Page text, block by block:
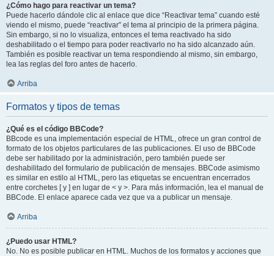
¿Cómo hago para reactivar un tema?
Puede hacerlo dándole clic al enlace que dice “Reactivar tema” cuando esté
viendo el mismo, puede “reactivar” el tema al principio de la primera página.
Sin embargo, si no lo visualiza, entonces el tema reactivado ha sido
deshabilitado o el tiempo para poder reactivarlo no ha sido alcanzado aún.
También es posible reactivar un tema respondiendo al mismo, sin embargo,
lea las reglas del foro antes de hacerlo.
Arriba
Formatos y tipos de temas
¿Qué es el código BBCode?
BBcode es una implementación especial de HTML, ofrece un gran control de
formato de los objetos particulares de las publicaciones. El uso de BBCode
debe ser habilitado por la administración, pero también puede ser
deshabilitado del formulario de publicación de mensajes. BBCode asimismo
es similar en estilo al HTML, pero las etiquetas se encuentran encerrados
entre corchetes [ y ] en lugar de < y >. Para más información, lea el manual de
BBCode. El enlace aparece cada vez que va a publicar un mensaje.
Arriba
¿Puedo usar HTML?
No. No es posible publicar en HTML. Muchos de los formatos y acciones que